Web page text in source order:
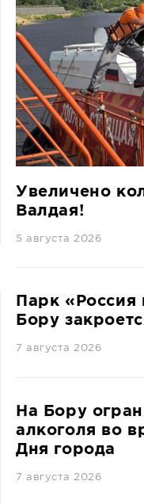
Увеличено
Валдая!
5 августа 2026
Парк
Бору
7 августа 2026
На Бору
алкоголя во
Дня города
7 августа 2026